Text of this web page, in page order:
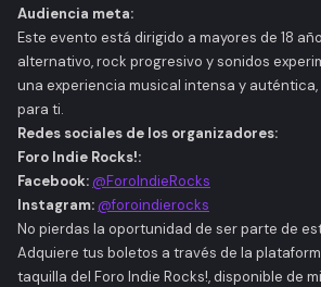
Audiencia meta:
Este evento está dirigido a mayores de 18
alternativo, rock progresivo y sonidos
una experiencia musical intensa y
para ti.
Redes sociales de los organizadores:
Foro Indie Rocks!:
Facebook:@ForoIndieRocks
Instagram:@foroindierocks
No pierdas la oportunidad de ser parte de
Adquiere tus boletos a través de la
taquilla del Foro Indie Rocks!, disponible de